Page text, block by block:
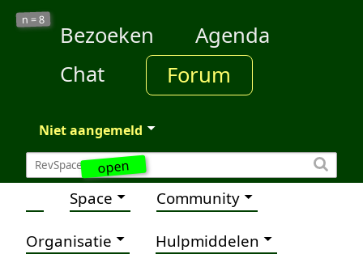
open
n =8
Bezoeken
Agenda
Chat
Forum
Niet aangemeld
Space Community
Organisatie Hulpmiddelen